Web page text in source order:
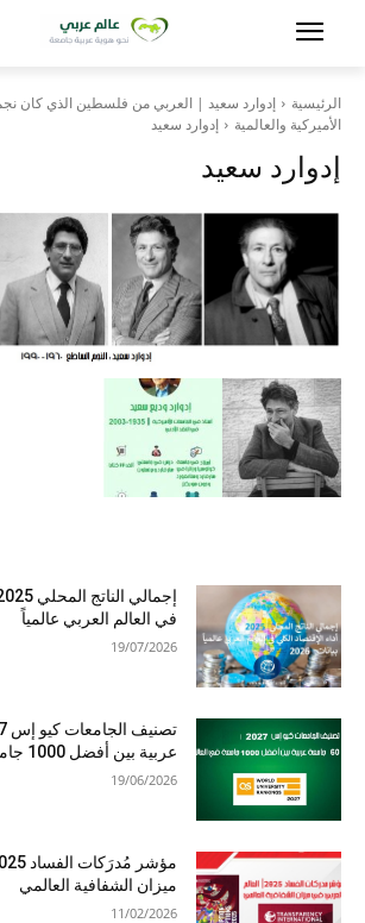
الرئيسية
إدوارد سعيد | العربي من فلسطين الذي كان
الأميركية والعالمية
إدوارد سعيد
إدوارد سعيد
في العالم العربي عالمياً
19/07/2026
عربية بين أفضل 1000 جامعة في العالم
19/06/2026
ميزان الشفافية العالمي
11/02/2026